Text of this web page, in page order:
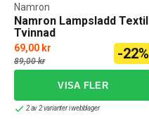
Namron Lampsladd Textil
Tvinnad
Namron
69,00 kr
89,00 kr -22%
2 av 2 varianter i webblager